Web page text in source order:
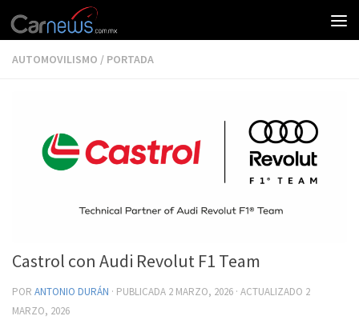
AUTOMOVILISMO / PORTADA
Castrol con Audi Revolut F1 Team
POR ANTONIO DURÁN · PUBLICADA 2 MARZO, 2026 · ACTUALIZADO 2
MARZO, 2026